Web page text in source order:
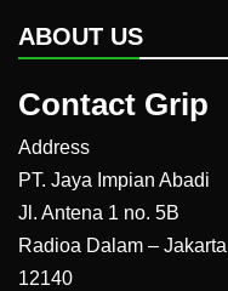
ABOUT US
Contact Grip
Address
PT. Jaya Impian Abadi
Jl. Antena 1 no. 5B
Radioa Dalam –
12140